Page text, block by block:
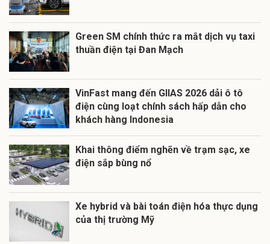
Green SM chính thức ra mắt dịch vụ taxi
thuần điện tại Đan Mạch
VinFast mang đến GIIAS 2026 dải ô tô
điện cùng loạt chính sách hấp dẫn cho
khách hàng Indonesia
Khai thông điểm nghẽn về trạm sạc, xe
điện sắp bùng nổ
Xe hybrid và bài toán điện hóa thực dụng
của thị trường Mỹ